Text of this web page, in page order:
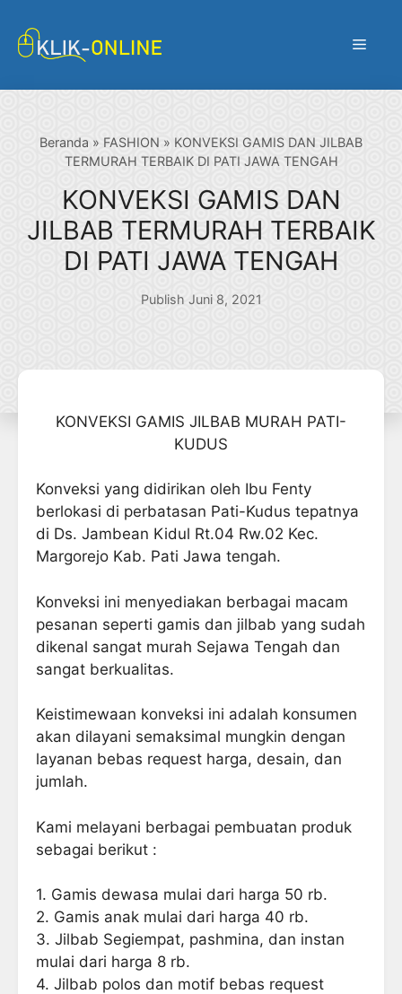
Menu
Beranda » FASHION » KONVEKSI GAMIS DAN JILBAB
TERMURAH TERBAIK DI PATI JAWA TENGAH
KONVEKSI GAMIS DAN
JILBAB TERMURAH TERBAIK
DI PATI JAWA TENGAH
Publish Juni 8, 2021
KONVEKSI GAMIS JILBAB MURAH PATI-
KUDUS
Konveksi yang didirikan oleh Ibu Fenty
berlokasi di perbatasan Pati-Kudus tepatnya
di Ds. Jambean Kidul Rt.04 Rw.02 Kec.
Margorejo Kab. Pati Jawa tengah.
Konveksi ini menyediakan berbagai macam
pesanan seperti gamis dan jilbab yang sudah
dikenal sangat murah Sejawa Tengah dan
sangat berkualitas.
Keistimewaan konveksi ini adalah konsumen
akan dilayani semaksimal mungkin dengan
layanan bebas request harga, desain, dan
jumlah.
Kami melayani berbagai pembuatan produk
sebagai berikut :
1. Gamis dewasa mulai dari harga 50 rb.
2. Gamis anak mulai dari harga 40 rb.
3. Jilbab Segiempat, pashmina, dan instan
mulai dari harga 8 rb.
4. Jilbab polos dan motif bebas request